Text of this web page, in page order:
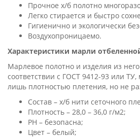
Прочное х/б полотно
Легко стирается и быстро
Гигиенично и экологически
Воздухопроницаемо.
Характеристики марли
Марлевое полотно и изделия из
соответствии с ГОСТ 9412-93 или ТУ,
лишь плотностью плетения, но не
Состав – х/б нити сеточного
Плотность – 28,0 – 36,0 г/м2;
PH – безопасна;
Цвет – белый;